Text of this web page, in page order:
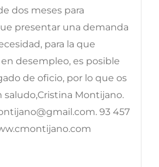
dos meses para
presentar una demanda
para la que
desempleo, es posible
de oficio, por lo que os
Montijano.
93 457